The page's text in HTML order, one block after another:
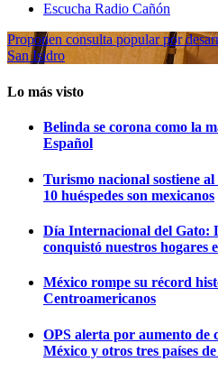
Escucha Radio Cañón
Proponen consulta popular por
San Isidro
Lo más visto
Belinda se corona como la
Español
Turismo nacional sostiene
10 huéspedes son mexicanos
Día Internacional del Gato:
conquistó nuestros hogares
México rompe su récord
Centroamericanos
OPS alerta por aumento de
México y otros tres países